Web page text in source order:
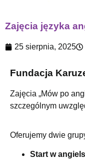
Zajęcia języka
25 sierpnia, 2025
Fundacja
Zajęcia „Mów po
szczególnym
Oferujemy dwie
Start w